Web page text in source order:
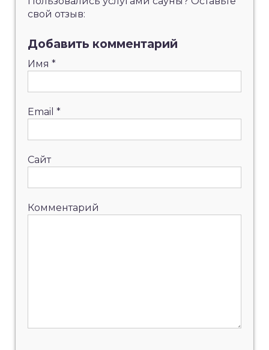
свой отзыв:
Добавить комментарий
Имя *
Email *
Сайт
Комментарий